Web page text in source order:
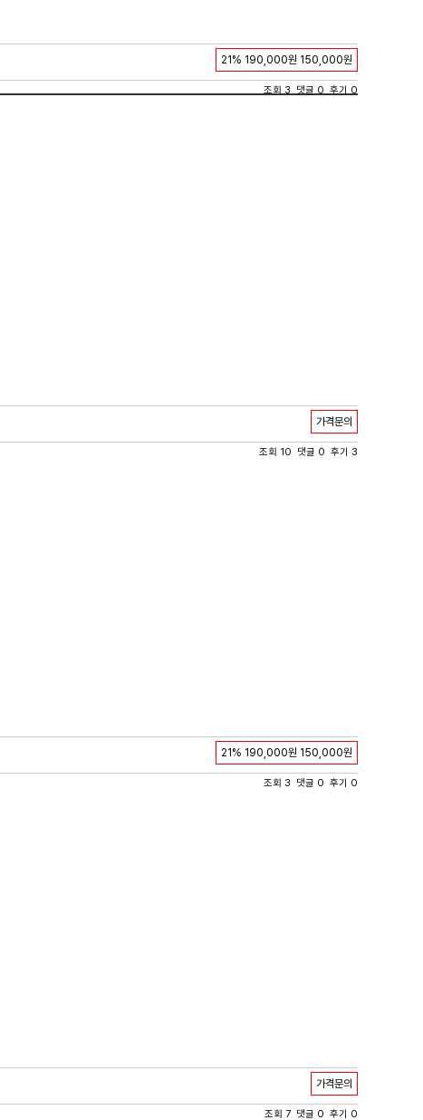
21% 190,000원 150,000원
조회 3 댓글 0 후기 0
가격문의
조회 10 댓글 0 후기 3
21% 190,000원 150,000원
조회 3 댓글 0 후기 0
가격문의
조회 7 댓글 0 후기 0